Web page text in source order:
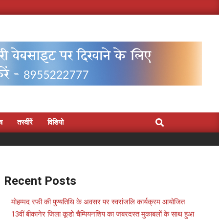
तस्वीरें विडियो Search
Recent Posts
मोहम्मद रफी की पुण्यतिथि के अवसर पर स्वरांजलि कार्यक्रम आयोजित
13वीं बीकानेर जिला कूडो चैम्पियनशिप का जबरदस्त मुकाबलों के साथ हुआ